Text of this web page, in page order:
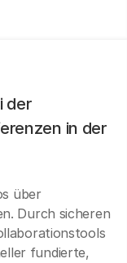
der
in der
über
Durch sicheren
fundierte,